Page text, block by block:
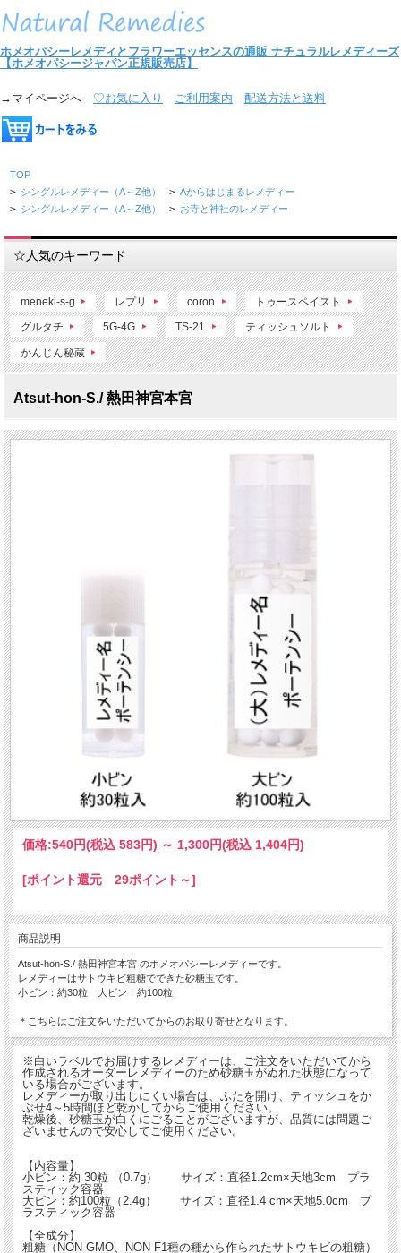
ホメオパシーレメディとフラワーエッセンスの通販 ナチュラルレメディーズ
【ホメオパシージャパン正規販売店】
→マイページへ ♡お気に入り ご利用案内 配送方法と送料
TOP
> シングルレメディー（A～Z他） > Aからはじまるレメディー
> シングルレメディー（A～Z他） > お寺と神社のレメディー
☆人気のキーワード
meneki-s-g レプリ coron トゥースペイスト
グルタチ 5G-4G TS-21 ティッシュソルト
かんじん秘蔵
Atsut-hon-S./ 熱田神宮本宮
価格:540円(税込 583円) ～ 1,300円(税込 1,404円)
[ポイント還元 29ポイント～]
商品説明
Atsut-hon-S./ 熱田神宮本宮 のホメオパシーレメディーです。
レメディーはサトウキビ粗糖でできた砂糖玉です。
小ビン：約30粒 大ビン：約100粒
＊こちらはご注文をいただいてからのお取り寄せとなります。
※白いラベルでお届けするレメディーは、ご注文をいただいてから
作成されるオーダーレメディーのため砂糖玉がぬれた状態になって
いる場合がございます。
レメディーが取り出しにくい場合は、ふたを開け、ティッシュをか
ぶせ4～5時間ほど乾かしてからご使用ください。
乾燥後、砂糖玉が白くにごることがございますが、品質には問題ご
ざいませんので安心してご使用ください。
【内容量】
小ビン：約 30粒 （0.7g） サイズ：直径1.2cm×天地3cm プラ
スティック容器
大ビン：約100粒（2.4g） サイズ：直径1.4 cm×天地5.0cm プ
ラスティック容器
【全成分】
粗糖（NON GMO、NON F1種の種から作られたサトウキビの粗糖）